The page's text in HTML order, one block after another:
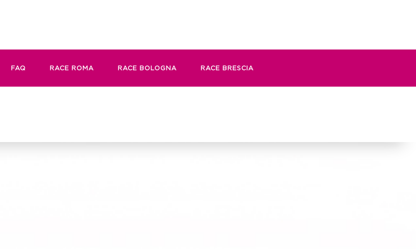
FAQ RACE ROMA RACE BOLOGNA RACE BRESCIA